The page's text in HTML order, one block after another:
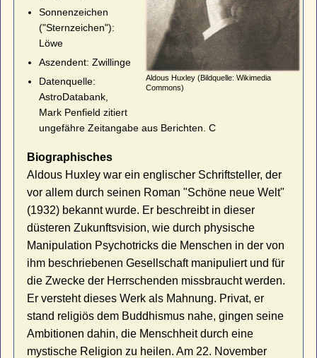
Aldous Huxley (Bildquelle: Wikimedia
Commons)
Sonnenzeichen
("Sternzeichen"):
Löwe
Aszendent: Zwillinge
Datenquelle:
AstroDatabank,
Mark Penfield zitiert
ungefähre Zeitangabe aus Berichten. C
Biographisches
Aldous Huxley war ein englischer Schriftsteller, der
vor allem durch seinen Roman "Schöne neue Welt"
(1932) bekannt wurde. Er beschreibt in dieser
düsteren Zukunftsvision, wie durch physische
Manipulation Psychotricks die Menschen in der von
ihm beschriebenen Gesellschaft manipuliert und für
die Zwecke der Herrschenden missbraucht werden.
Er versteht dieses Werk als Mahnung. Privat, er
stand religiös dem Buddhismus nahe, gingen seine
Ambitionen dahin, die Menschheit durch eine
mystische Religion zu heilen. Am 22. November